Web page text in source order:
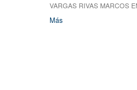
VARGAS RIVAS MARCOS
Más